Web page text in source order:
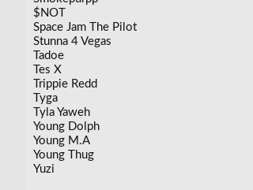
$NOT
Space Jam The Pilot
Stunna 4 Vegas
Tadoe
Tes X
Trippie Redd
Tyga
Tyla Yaweh
Young Dolph
Young M.A
Young Thug
Yuzi